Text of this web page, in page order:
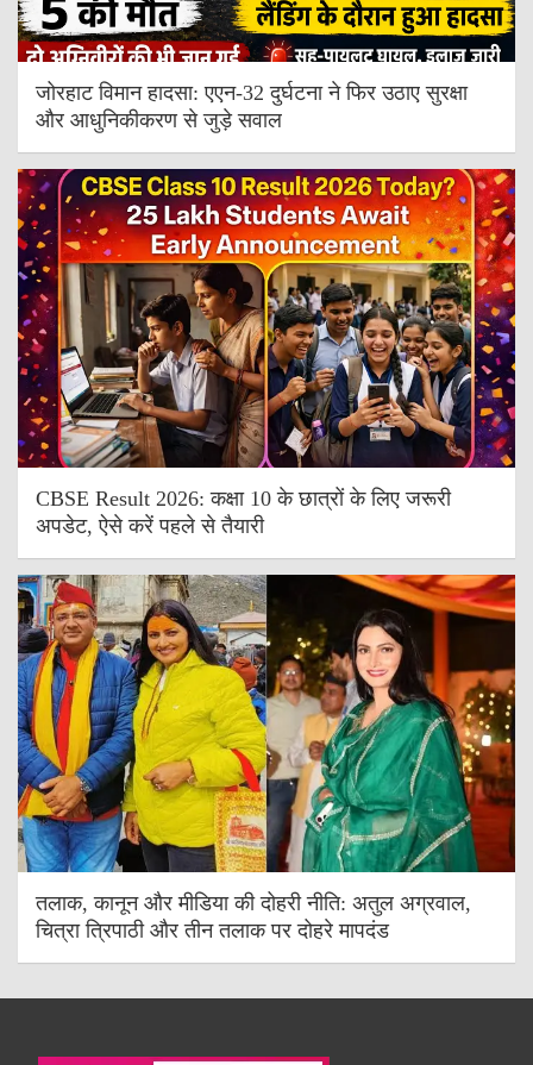
जोरहाट विमान हादसा: एएन-32 दुर्घटना ने फिर उठाए सुरक्षा
और आधुनिकीकरण से जुड़े सवाल
CBSE Result 2026: कक्षा 10 के छात्रों के लिए जरूरी
अपडेट, ऐसे करें पहले से तैयारी
तलाक, कानून और मीडिया की दोहरी नीति: अतुल अग्रवाल,
चित्रा त्रिपाठी और तीन तलाक पर दोहरे मापदंड